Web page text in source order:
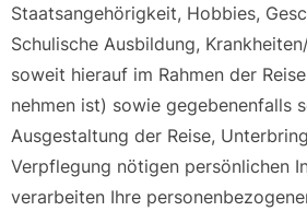
Staatsangehörigkeit, Hobbies,
Schulische Ausbildung,
soweit hierauf im Rahmen der
nehmen ist) sowie gegebenenfalls
Ausgestaltung der Reise,
Verpflegung nötigen persönlichen
verarbeiten Ihre